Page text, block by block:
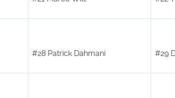
#28 Patrick Dahmani #29